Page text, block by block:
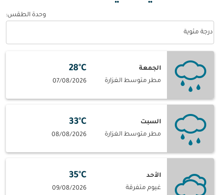
وحدة الطقس:
درجة مئوية
الجمعة
مطر متوسط الغزارة
28°C
07/08/2026
السبت
مطر متوسط الغزارة
33°C
08/08/2026
الأحد
غيوم متفرقة
35°C
09/08/2026